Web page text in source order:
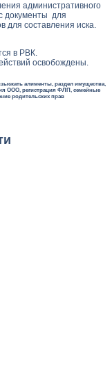
административного
документы для
для составления иска.
в РВК.
освобождены.
алименты, раздел имущества,
ООО, регистрация ФЛП, семейные
родительских прав